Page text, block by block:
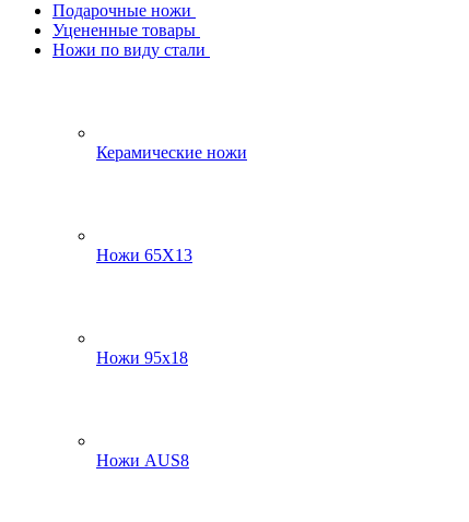
Подарочные ножи
Уцененные товары
Ножи по виду стали
Керамические ножи
Ножи 65Х13
Ножи 95х18
Ножи AUS8